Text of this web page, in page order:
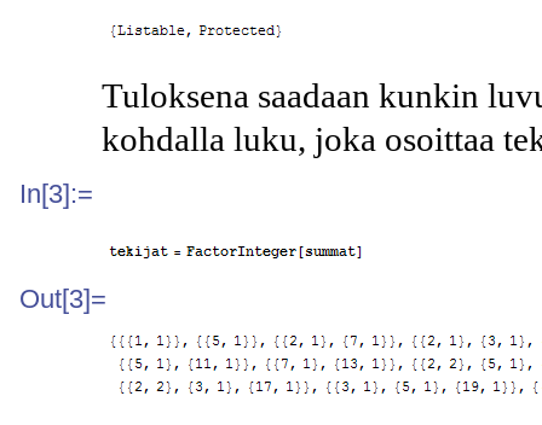
Tuloksena saadaan kunkin
kohdalla luku, joka osoittaa
In[3]:=
Out[3]=